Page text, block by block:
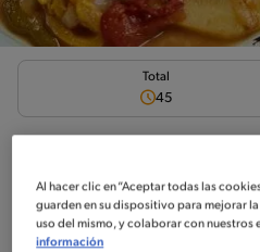
Total
45
Al hacer clic en “Aceptar todas las
guarden en su dispositivo para mejorar
uso del mismo, y colaborar con nuestros
información